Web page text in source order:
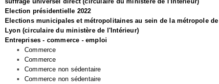
Election présidentielle 2022
Elections municipales et métropolitaines au sein de la métropole de
Lyon (circulaire du ministère de l'Intérieur)
Entreprises - commerce - emploi
Commerce
Commerce
Commerce non sédentaire
Commerce non sédentaire